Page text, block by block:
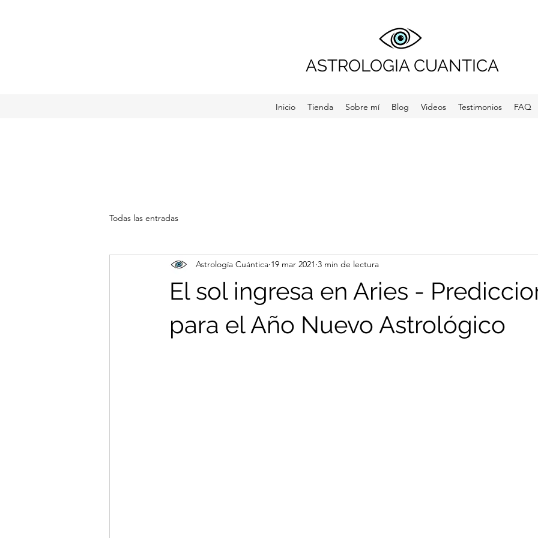
ASTROLOGIA CUANTICA
Inicio Tienda Sobre mí Blog Videos Testimonios FAQ
Todas las entradas
El sol ingresa en Aries -
para el Año Nuevo Astrológico
Astrología Cuántica 19 mar 2021 3 min de lectura